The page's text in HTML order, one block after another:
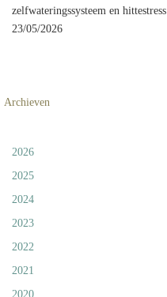
zelfwateringssysteem en hittestress
23/05/2026
Archieven
2026
2025
2024
2023
2022
2021
2020